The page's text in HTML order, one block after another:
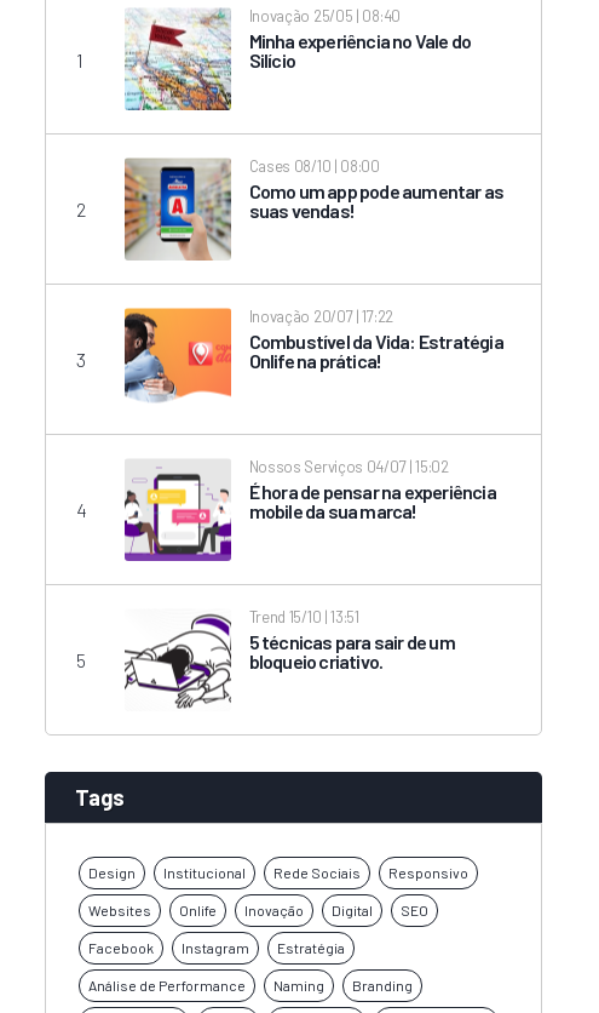
Inovação 25/05 | 08:40
Minha experiência no Vale do
Silício
Cases 08/10 | 08:00
Como um app pode aumentar as
suas vendas!
Inovação 20/07 | 17:22
Combustível da Vida: Estratégia
Onlife na prática!
Nossos Serviços 04/07 | 15:02
É hora de pensar na experiência
mobile da sua marca!
Trend 15/10 | 13:51
5 técnicas para sair de um
bloqueio criativo.
Tags
Design Institucional Rede Sociais Responsivo
Websites Onlife Inovação Digital SEO
Facebook Instagram Estratégia
Análise de Performance Naming Branding